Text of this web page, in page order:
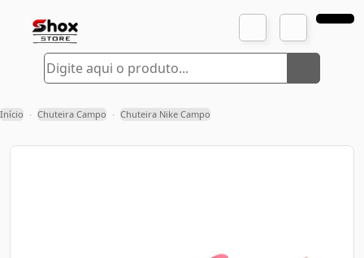
Início › Chuteira Campo › Chuteira Nike Campo